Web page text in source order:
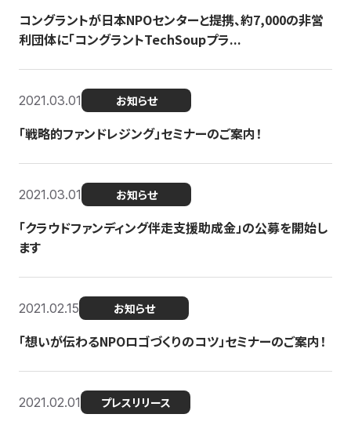
コングラントが日本NPOセンターと提携、約7,000の非営
利団体に「コングラントTechSoupプラ...
2021.03.01 お知らせ
「戦略的ファンドレジング」セミナーのご案内！
2021.03.01 お知らせ
「クラウドファンディング伴走支援助成金」の公募を開始し
ます
2021.02.15 お知らせ
「想いが伝わるNPOロゴづくりのコツ」セミナーのご案内！
2021.02.01 プレスリリース